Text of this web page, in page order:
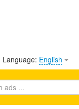
Language: English